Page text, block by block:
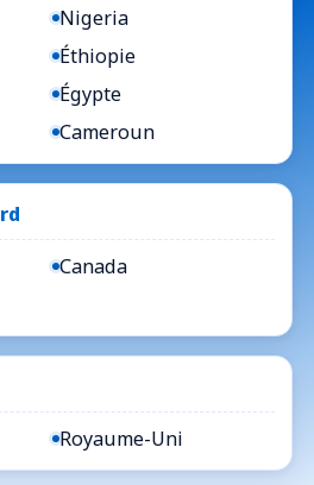
Nigeria
Éthiopie
Égypte
Cameroun
Canada
Royaume-Uni